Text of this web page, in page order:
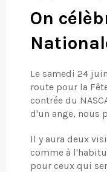
On
Le samedi 24
route pour la
contrée du
d'un ange, nous
Il y aura deux
comme à
pour ceux qui